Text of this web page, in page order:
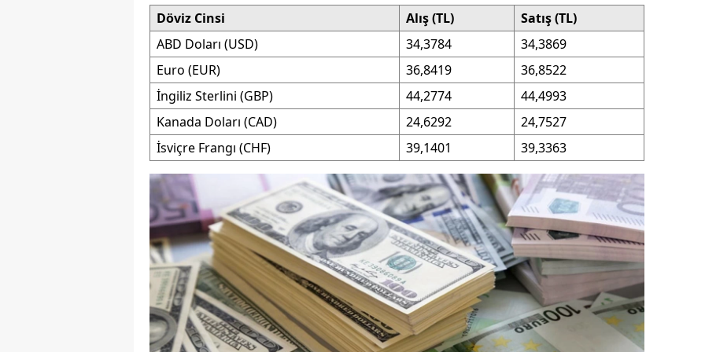
İstanbul
İzmir
Kayseri
Kırklareli
Kırşehir
Kocaeli
Konya
Kütahya
Döviz Cinsi Alış (TL)
Satış (TL)
ABD Doları (USD)
34,3784
34,3869
Euro (EUR)
36,8419
36,8522
İngiliz Sterlini (GBP)
44,2774
44,4993
Kanada Doları (CAD)
24,6292
24,7527
İsviçre Frangı (CHF)
39,1401 39,3363